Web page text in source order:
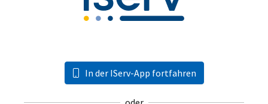
In der IServ-App fortfahren